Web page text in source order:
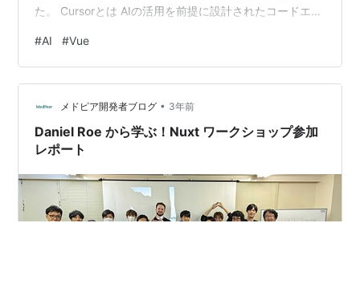
た。 Cursorとは AIの活用を前提に設計されたコードエデ
として、ChatGPTが組み込まれています。 プロジェクト
全体のコードを理解し、文脈に基づいた提案や最適化を
行います。 プロジェクト全体を理解できるため、単なる
コードスニペットの補完以上のことが可能です。 また、
AIに特化した操作のユーザ…
#AI #Vue
メドピア開発者ブログ • 3年前
Daniel Roe から学ぶ！Nuxt ワークショップ参加
レポート